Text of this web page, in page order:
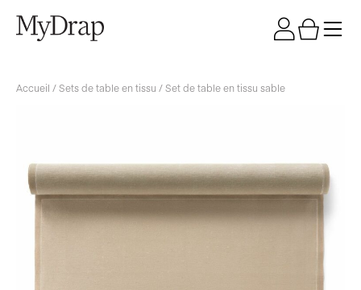
Accueil /Sets de table en tissu / Set de table en tissu sable